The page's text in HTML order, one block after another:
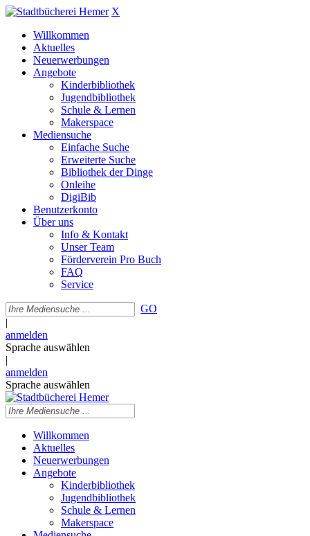
X
Willkommen
Aktuelles
Neuerwerbungen
Angebote
Kinderbibliothek
Jugendbibliothek
Schule & Lernen
Makerspace
Mediensuche
Einfache Suche
Erweiterte Suche
Bibliothek der Dinge
Onleihe
DigiBib
Benutzerkonto
Über uns
Info & Kontakt
Unser Team
Förderverein Pro Buch
FAQ
Service
GO
|
anmelden
Sprache auswählen
|
anmelden
Sprache auswählen
Willkommen
Aktuelles
Neuerwerbungen
Angebote
Kinderbibliothek
Jugendbibliothek
Schule & Lernen
Makerspace